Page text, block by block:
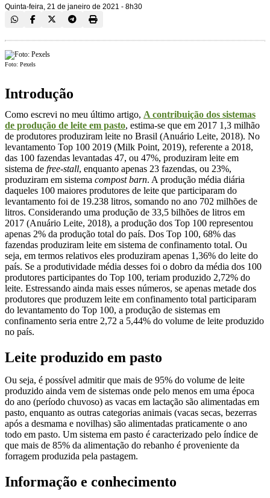
Quinta-feira, 21 de janeiro de 2021 - 8h30
Foto: Pexels
Introdução
Como escrevi no meu último artigo, A contribuição dos sistemas
de produção de leite em pasto, estima-se que em 2017 1,3 milhão
de produtores produziram leite no Brasil (Anuário Leite, 2018). No
levantamento Top 100 2019 (Milk Point, 2019), referente a 2018,
das 100 fazendas levantadas 47, ou 47%, produziram leite em
sistema de free-stall, enquanto apenas 23 fazendas, ou 23%,
produziram em sistema compost barn. A produção média diária
daqueles 100 maiores produtores de leite que participaram do
levantamento foi de 19.238 litros, somando no ano 702 milhões de
litros. Considerando uma produção de 33,5 bilhões de litros em
2017 (Anuário Leite, 2018), a produção dos Top 100 representou
apenas 2% da produção total do país. Dos Top 100, 68% das
fazendas produziram leite em sistema de confinamento total. Ou
seja, em termos relativos eles produziram apenas 1,36% do leite do
país. Se a produtividade média desses foi o dobro da média dos 100
produtores participantes do Top 100, teriam produzido 2,72% do
leite. Estressando ainda mais esses números, se apenas metade dos
produtores que produzem leite em confinamento total participaram
do levantamento do Top 100, a produção de sistemas em
confinamento seria entre 2,72 a 5,44% do volume de leite produzido
no país.
Leite produzido em pasto
Ou seja, é possível admitir que mais de 95% do volume de leite
produzido ainda vem de sistemas onde pelo menos em uma época
do ano (período chuvoso) as vacas em lactação são alimentadas em
pasto, enquanto as outras categorias animais (vacas secas, bezerras
após a desmama e novilhas) são alimentadas praticamente o ano
todo em pasto. Um sistema em pasto é caracterizado pelo índice de
que mais de 85% da alimentação do rebanho é proveniente da
forragem produzida pela pastagem.
Informação e conhecimento